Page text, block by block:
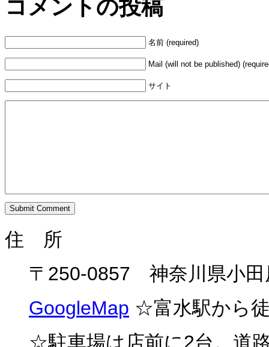
コメントの投稿
名前 (required)
Mail (will not be published)
サイト
住 所
〒250-0857 神奈川県小田
GoogleMap ☆富水駅から
☆駐車場は店前に2台。道